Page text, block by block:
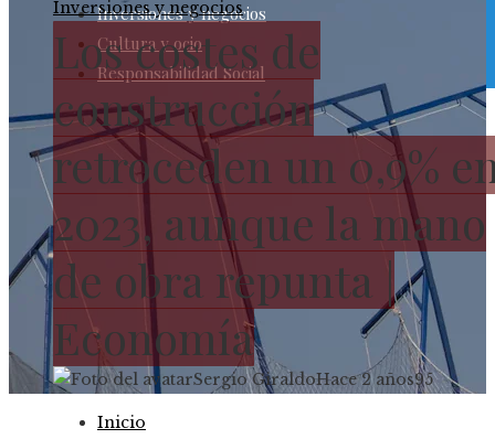
Inversiones y negocios
Cultura y ocio
Responsabilidad Social
Inversiones y negocios
Los costes de
construcción
retroceden un 0,9%
2023, aunque la mano
de obra repunta |
Economía
Sergio GiraldoHace 2 años95
Inicio